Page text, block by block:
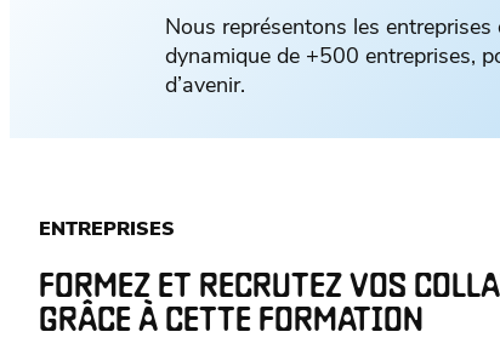
Nous représentons les
dynamique de +500 entreprises,
d’avenir.
ENTREPRISES
FORMEZ ET RECRUTEZ VOS
GRÂCE À CETTE FORMATION